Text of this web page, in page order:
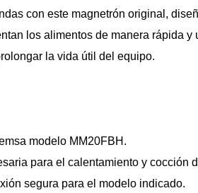
con este magnetrón original,
los alimentos de manera rápida y
la vida útil del equipo.
modelo MM20FBH.
para el calentamiento y cocción
segura para el modelo indicado.